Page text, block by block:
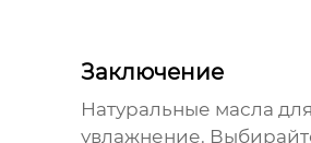
Заключение
Натуральные масла
увлажнение.